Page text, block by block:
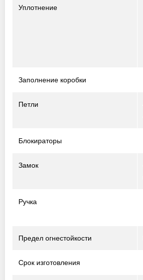
Уплотнение
Заполнение коробки
Петли
Блокираторы
Замок
Ручка
Предел огнестойкости
Срок изготовления